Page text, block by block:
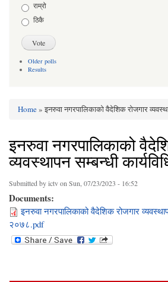
राम्रो
ठिकै
Older polls
Results
You are here
Home» इनरुवा नगरपालिकाको वैदेशिक रोजगार
इनरुवा नगरपालिकाको
व्यवस्थापन सम्बन्धी
Submitted byictvon Sun, 07/23/2023 - 16:52
Documents:
इनरुवा नगरपालिकाको वैदेशिक रोजगार
२०७८.pdf